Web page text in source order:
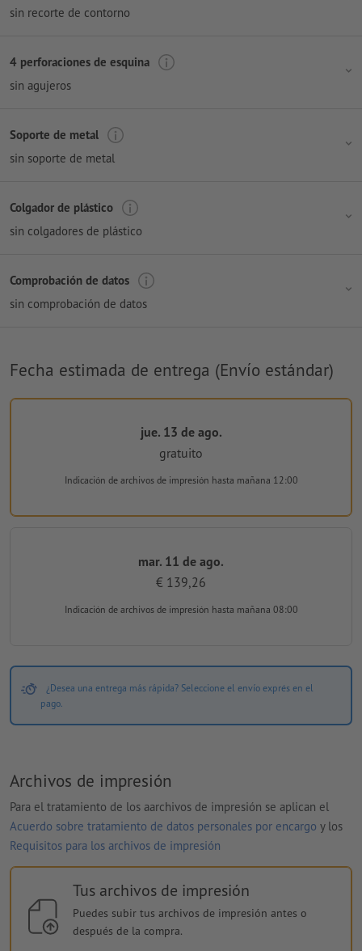
sin recorte de contorno
4 perforaciones de esquina
sin agujeros
Soporte de metal
sin soporte de metal
Colgador de plástico
sin colgadores de plástico
Comprobación de datos
sin comprobación de datos
Fecha estimada de entrega (Envío estándar)
jue. 13 de ago.
gratuito
Indicación de archivos de impresión hasta mañana 12:00
mar. 11 de ago.
€ 139,26
Indicación de archivos de impresión hasta mañana 08:00
¿Desea una entrega más rápida? Seleccione el envío exprés en el
pago.
Archivos de impresión
Para el tratamiento de los aarchivos de impresión se aplican el
Acuerdo sobre tratamiento de datos personales por encargo y los
Requisitos para los archivos de impresión
Tus archivos de impresión
Puedes subir tus archivos de impresión antes o
después de la compra.